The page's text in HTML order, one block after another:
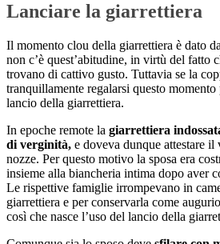
Lanciare la giarrettiera
Il momento clou della giarrettiera è dato
non c’è quest’abitudine, in virtù del fatto
trovano di cattivo gusto. Tuttavia se la
tranquillamente regalarsi questo
lancio della giarrettiera.
In epoche remote la giarrettiera
di verginità, e doveva dunque attestare
nozze. Per questo motivo la sposa era
insieme alla biancheria intima dopo aver
Le rispettive famiglie irrompevano in
giarrettiera e per conservarla come
così che nasce l’uso del lancio della